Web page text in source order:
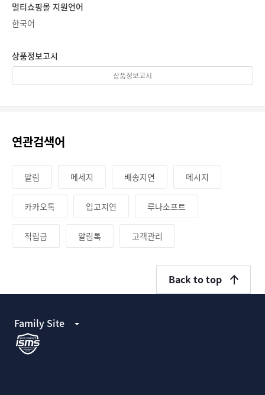
멀티쇼핑몰 지원언어
한국어
상품정보고시
상품정보고시
연관검색어
알림 메세지 배송지연 메시지
카카오톡 입고지연 루나소프트
적립금 알림톡 고객관리
Family Site
Back to top